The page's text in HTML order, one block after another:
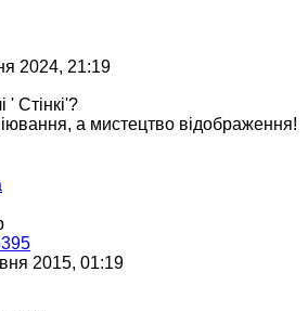
2024, 21:19
' Стінкі'?
а мистецтво відображення!
2015, 01:19